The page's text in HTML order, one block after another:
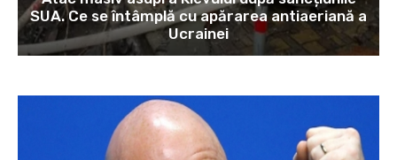
SUA. Ce se întâmplă cu apărarea antiaeriană a
Ucrainei